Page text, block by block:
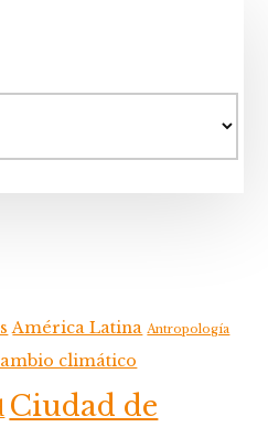
América Latina Antropología
climático
Ciudad de